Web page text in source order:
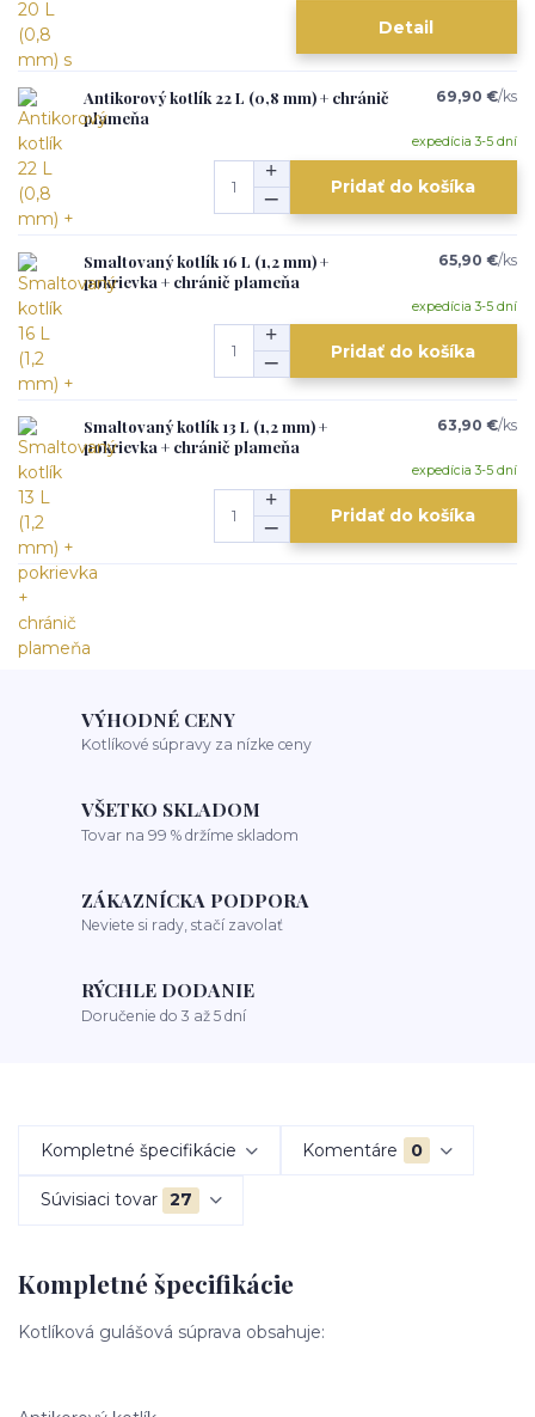
Detail
Antikorový kotlík 22 L (0,8 mm) + chránič
plameňa
69,90 €/ks
expedícia 3-5 dní
Pridať do košíka
Smaltovaný kotlík 16 L (1,2 mm) +
pokrievka + chránič plameňa
65,90 €/ks
expedícia 3-5 dní
Pridať do košíka
Smaltovaný kotlík 13 L (1,2 mm) +
pokrievka + chránič plameňa
63,90 €/ks
expedícia 3-5 dní
Pridať do košíka
VÝHODNÉ CENY
Kotlíkové súpravy za nízke ceny
VŠETKO SKLADOM
Tovar na 99 % držíme skladom
ZÁKAZNÍCKA PODPORA
Neviete si rady, stačí zavolať
RÝCHLE DODANIE
Doručenie do 3 až 5 dní
Kompletné špecifikácie Komentáre 0
Súvisiaci tovar 27
Kompletné špecifikácie
Kotlíková gulášová súprava obsahuje: